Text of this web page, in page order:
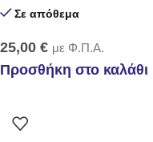
Σε απόθεμα
25,00 € με Φ.Π.Α.
Προσθήκη στο καλάθι